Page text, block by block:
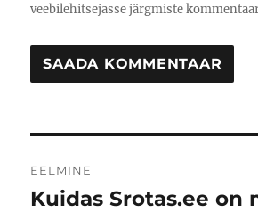
veebilehitsejasse järgmiste
EELMINE
Eelmine
Kuidas Srotas.ee on